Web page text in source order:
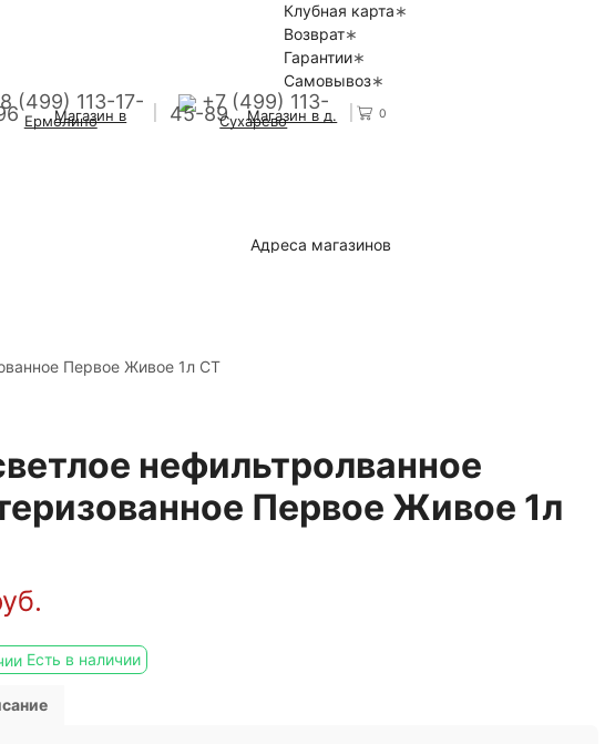
Клубная карта
Возврат
Гарантии
Самовывоз
(499) 113-17-
Магазин в
Ермолино
+7 (499) 113-
45-89 Магазин в д.
Сухарево 0
Адреса магазинов
Первое Живое 1л СТ
нефильтролванное
Первое Живое 1л
Есть в наличии